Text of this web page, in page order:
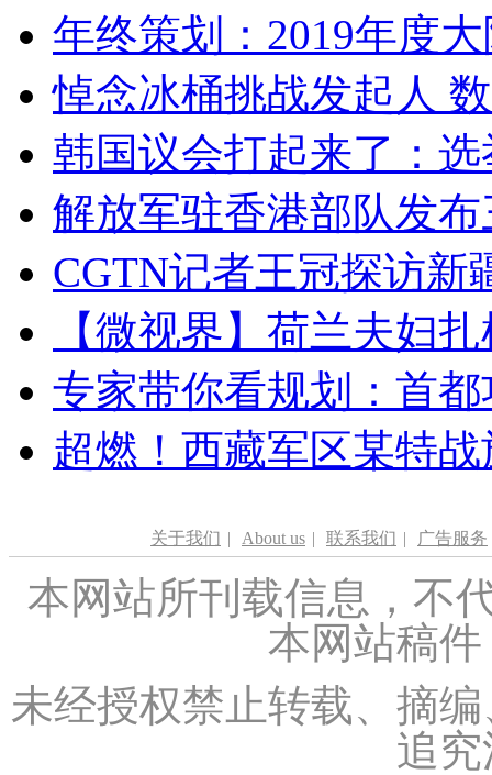
年终策划：2019年度
悼念冰桶挑战发起人
韩国议会打起来了：
解放军驻香港部队发
CGTN记者王冠探访新
【微视界】荷兰夫妇
专家带你看规划：首
超燃！西藏军区某特
关于我们 | About us | 联系我们 | 广告服务
本网站所刊载信息，不
本网站稿
未经授权禁止转载、摘
追